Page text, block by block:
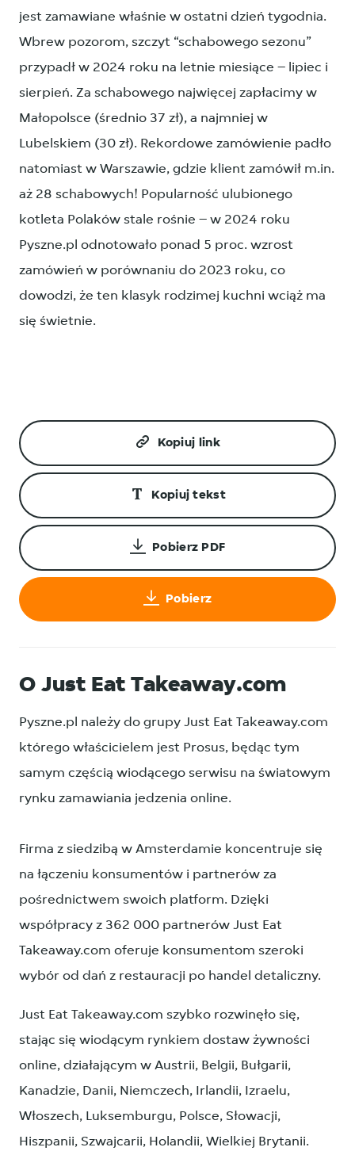
jest zamawiane właśnie w ostatni dzień tygodnia.
Wbrew pozorom, szczyt “schabowego sezonu”
przypadł w 2024 roku na letnie miesiące – lipiec i
sierpień. Za schabowego najwięcej zapłacimy w
Małopolsce (średnio 37 zł), a najmniej w
Lubelskiem (30 zł). Rekordowe zamówienie padło
natomiast w Warszawie, gdzie klient zamówił m.in.
aż 28 schabowych! Popularność ulubionego
kotleta Polaków stale rośnie – w 2024 roku
Pyszne.pl odnotowało ponad 5 proc. wzrost
zamówień w porównaniu do 2023 roku, co
dowodzi, że ten klasyk rodzimej kuchni wciąż ma
się świetnie.
Kopiuj link
Kopiuj tekst
Pobierz PDF
Pobierz
O Just Eat Takeaway.com
Pyszne.pl należy do grupy Just Eat Takeaway.com
którego właścicielem jest Prosus, będąc tym
samym częścią wiodącego serwisu na światowym
rynku zamawiania jedzenia online.
Firma z siedzibą w Amsterdamie koncentruje się
na łączeniu konsumentów i partnerów za
pośrednictwem swoich platform. Dzięki
współpracy z 362 000 partnerów Just Eat
Takeaway.com oferuje konsumentom szeroki
wybór od dań z restauracji po handel detaliczny.
Just Eat Takeaway.com szybko rozwinęło się,
stając się wiodącym rynkiem dostaw żywności
online, działającym w Austrii, Belgii, Bułgarii,
Kanadzie, Danii, Niemczech, Irlandii, Izraelu,
Włoszech, Luksemburgu, Polsce, Słowacji,
Hiszpanii, Szwajcarii, Holandii, Wielkiej Brytanii.